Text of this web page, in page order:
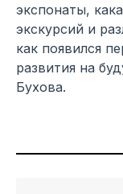
экспонаты,
экскурсий и
как появился
развития на
Бухова.